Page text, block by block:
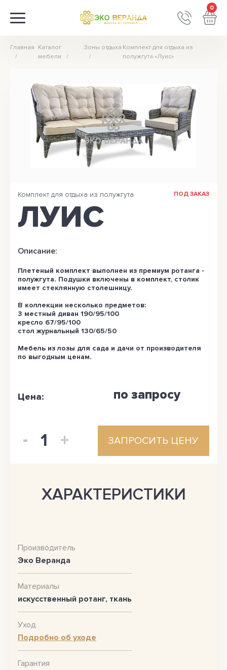
0
Главная Каталог
мебели
Зоны отдыха Комплект для отдыха из
полужгута «Луис»
ПОД ЗАКАЗ
Комплект для отдыха из полужгута
ЛУИС
Описание:
Плетеный комплект выполнен из премиум ротанга -
полужгута. Подушки включены в комплект, столик
имеет стеклянную столешницу.
В коллекции несколько предметов:
3 местный диван 190/95/100
кресло 67/95/100
стол журнальный 130/65/50
Мебель из лозы для сада и дачи от производителя
по выгодным ценам.
Цена: по запросу
- 1 + ЗАПРОСИТЬ ЦЕНУ
ХАРАКТЕРИСТИКИ
Производитель
Эко Веранда
Материалы
искусственный ротанг, ткань
Уход
Подробно об уходе
Гарантия